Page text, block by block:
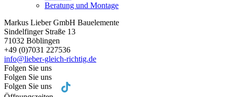
Beratung und Montage
Markus Lieber GmbH Bauelemente
Sindelfinger Straße 13
71032 Böblingen
+49 (0)7031 227536
info@lieber-gleich-richtig.de
Folgen Sie uns
Folgen Sie uns
Folgen Sie uns